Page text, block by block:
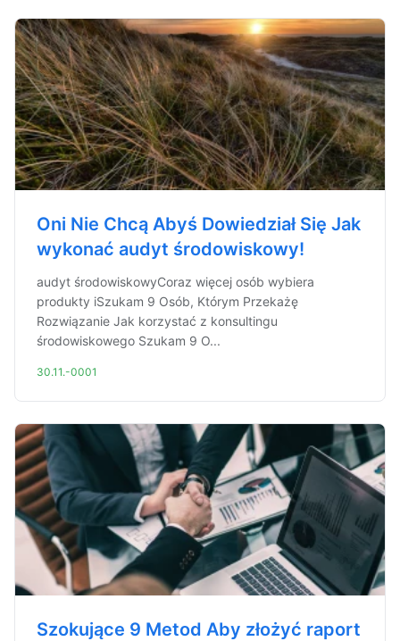
Oni Nie Chcą Abyś Dowiedział Się Jak
wykonać audyt środowiskowy!
audyt środowiskowyCoraz więcej osób wybiera
produkty iSzukam 9 Osób, Którym Przekażę
Rozwiązanie Jak korzystać z konsultingu
środowiskowego Szukam 9 O...
30.11.-0001
Szokujące 9 Metod Aby złożyć raport